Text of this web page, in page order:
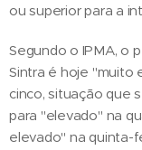
ou superior para a
Segundo o IPMA, o
Sintra é hoje "muito
cinco, situação que
para "elevado" na
elevado" na quinta-